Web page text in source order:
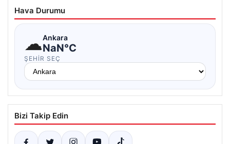
Hava Durumu
☁Ankara
NaN°C
ŞEHIR SEÇ
Bizi Takip Edin